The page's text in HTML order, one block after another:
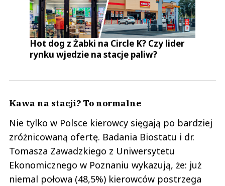
Hot dog z Żabki na Circle K? Czy lider
rynku wjedzie na stacje paliw?
Kawa na stacji? To normalne
Nie tylko w Polsce kierowcy sięgają po bardziej
zróżnicowaną ofertę. Badania Biostatu i dr.
Tomasza Zawadzkiego z Uniwersytetu
Ekonomicznego w Poznaniu wykazują, że: już
niemal połowa (48,5%) kierowców postrzega